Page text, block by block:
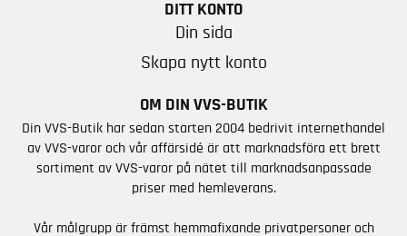
DITT KONTO
Din sida
Skapa nytt konto
OM DIN VVS-BUTIK
Din VVS-Butik har sedan starten 2004 bedrivit internethandel
av VVS-varor och vår affärsidé är att marknadsföra ett brett
sortiment av VVS-varor på nätet till marknadsanpassade
priser med hemleverans.
Vår målgrupp är främst hemmafixande privatpersoner och